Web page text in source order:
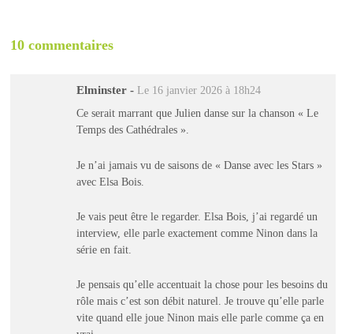
10 commentaires
Elminster - Le 16 janvier 2026 à 18h24
Ce serait marrant que Julien danse sur la chanson « Le
Temps des Cathédrales ».
Je n’ai jamais vu de saisons de « Danse avec les Stars »
avec Elsa Bois.
Je vais peut être le regarder. Elsa Bois, j’ai regardé un
interview, elle parle exactement comme Ninon dans la
série en fait.
Je pensais qu’elle accentuait la chose pour les besoins du
rôle mais c’est son débit naturel. Je trouve qu’elle parle
vite quand elle joue Ninon mais elle parle comme ça en